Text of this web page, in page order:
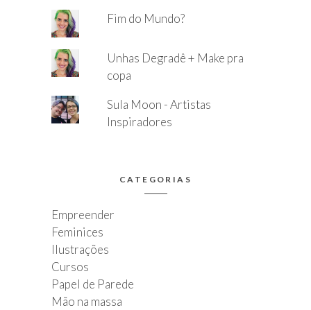
Fim do Mundo?
Unhas Degradê + Make pra
copa
Sula Moon - Artistas
Inspiradores
CATEGORIAS
Empreender
Feminices
Ilustrações
Cursos
Papel de Parede
Mão na massa